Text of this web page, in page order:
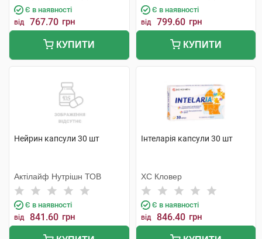
Є в наявності
від 767.70 грн
КУПИТИ
Є в наявності
від 799.60 грн
КУПИТИ
Нейрин капсули 30 шт
Актілайф Нутрішн ТОВ
Є в наявності
від 841.60 грн
Інтеларія капсули 30 шт
ХС Кловер
Є в наявності
від 846.40 грн